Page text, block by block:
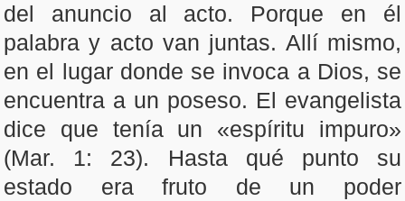
del anuncio al acto. Porque en él
palabra y acto van juntas. Allí mismo,
en el lugar donde se invoca a Dios, se
encuentra a un poseso. El evangelista
dice que tenía un «espíritu impuro»
(Mar. 1: 23). Hasta qué punto su
estado era fruto de un poder